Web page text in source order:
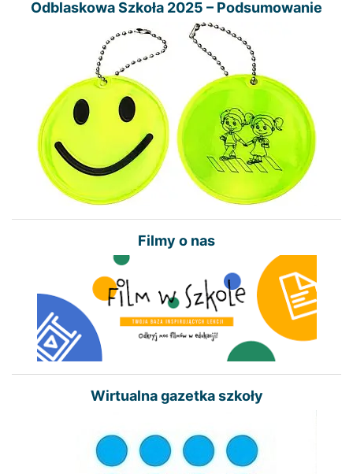
Odblaskowa Szkoła 2025 – Podsumowanie
Filmy o nas
Wirtualna gazetka szkoły